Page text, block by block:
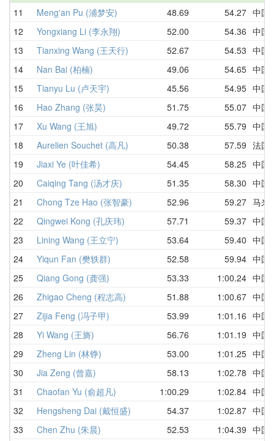
11
Meng'an Pu (浦梦安) 48.69 54.27 中国
12
Yongxiang Li (李永翔) 52.00 54.36 中国
13
Tianxing Wang (王天行) 52.67 54.53 中国
14
Nan Bai (柏楠) 49.06 54.65 中国
15
Tianyu Lu (卢天宇) 45.56 54.95 中国
16
Hao Zhang (张昊) 51.75 55.07 中国
17
Xu Wang (王旭) 49.72 55.79 中国
18
Aurelien Souchet (高凡) 50.38 57.59 法国
19
Jiaxi Ye (叶佳希) 54.45 58.25 中国
20
Caiqing Tang (汤才庆) 51.35 58.30 中国
21
Chong Tze Hao (张智豪) 52.96 59.27 马来
22
Qingwei Kong (孔庆玮) 57.71 59.37 中国
23
Lining Wang (王立宁) 53.64 59.40 中国
24
Yiqun Fan (樊轶群) 52.58 59.94 中国
25
Qiang Gong (龚强) 53.33 1:00.24 中国
26
Zhigao Cheng (程志高) 51.88 1:00.67 中国
27
Zijia Feng (冯子甲) 53.99 1:01.16 中国
28
Yi Wang (王旖) 56.76 1:01.19 中国
29
Zheng Lin (林铮) 53.00 1:01.25 中国
30
Jia Zeng (曾嘉) 58.13 1:02.78 中国
31
Chaofan Yu (俞超凡) 1:00.29 1:02.84 中国
32
Hengsheng Dai (戴恒盛) 54.37 1:02.87 中国
33
Chen Zhu (朱晨) 52.53 1:04.39 中国